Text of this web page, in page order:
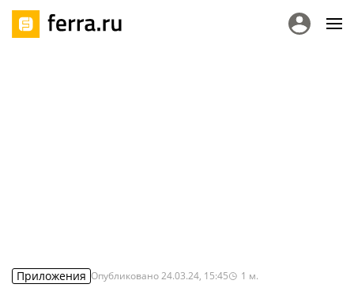
Приложения Опубликовано24.03.24, 15:45 1 м.